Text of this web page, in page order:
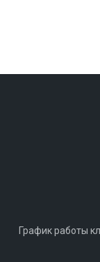
График работы